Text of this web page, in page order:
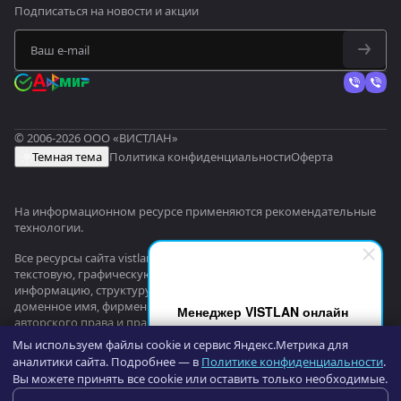
Менеджер VISTLAN онлайн
помочь вам. Напишите ваш вопрос
или задачу - возьму в работу.
Подписаться на новости и акции
© 2006-2026 ООО «ВИСТЛАН»
Темная тема Политика конфиденциальностиОферта
На информационном ресурсе применяются рекомендательные
технологии.
Все ресурсы сайта vistlan.ru, включая (но не ограничиваясь)
текстовую, графическую, фотографическую и видео
информацию, структуру, дизайн и оформление страниц,
доменное имя, фирменное наименование являются объектами
авторского права и прав на интеллектуальную собственность,
защищены российским законодательством и международными
соглашениями об охране авторских прав.Читать далее
Мы используем файлы cookie и сервис Яндекс.Метрика для
аналитики сайта. Подробнее — в Политике конфиденциальности.
Вы можете принять все cookie или оставить только необходимые.